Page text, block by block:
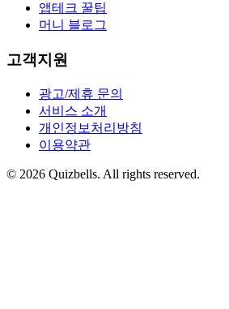
앱테크 꿀팁
머니 블로그
고객지원
광고/제휴 문의
서비스 소개
개인정보처리방침
이용약관
© 2026 Quizbells. All rights reserved.